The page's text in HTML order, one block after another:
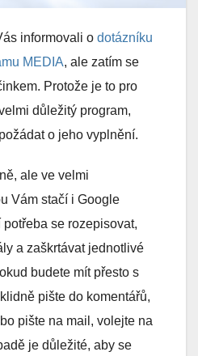
informovali o dotázníku
MEDIA, ale zatím se
Protože je to pro
důležitý program,
o jeho vyplnění.
ale ve velmi
Vám stačí i Google
potřeba se rozepisovat,
a zaškrtávat jednotlivé
budete mít přesto s
pište do komentářů,
pište na mail, volejte na
je důležité, aby se